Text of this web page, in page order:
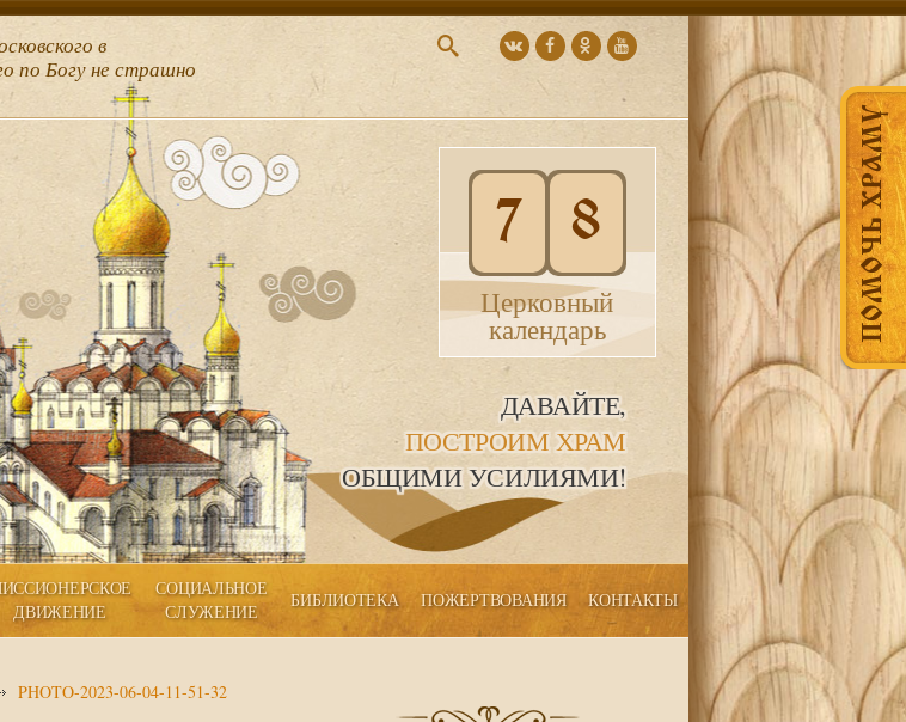
ПОМОЧЬ ХРАМУ
в
по Богу не страшно
7 8
Церковный
календарь
ДАВАЙТЕ,
ПОСТРОИМ ХРАМ
ОБЩИМИ УСИЛИЯМИ!
ДВИЖЕНИЕ
СОЦИАЛЬНОЕ
СЛУЖЕНИЕ
БИБЛИОТЕКА ПОЖЕРТВОВАНИЯ КОНТАКТЫ
PHOTO-2023-06-04-11-51-32